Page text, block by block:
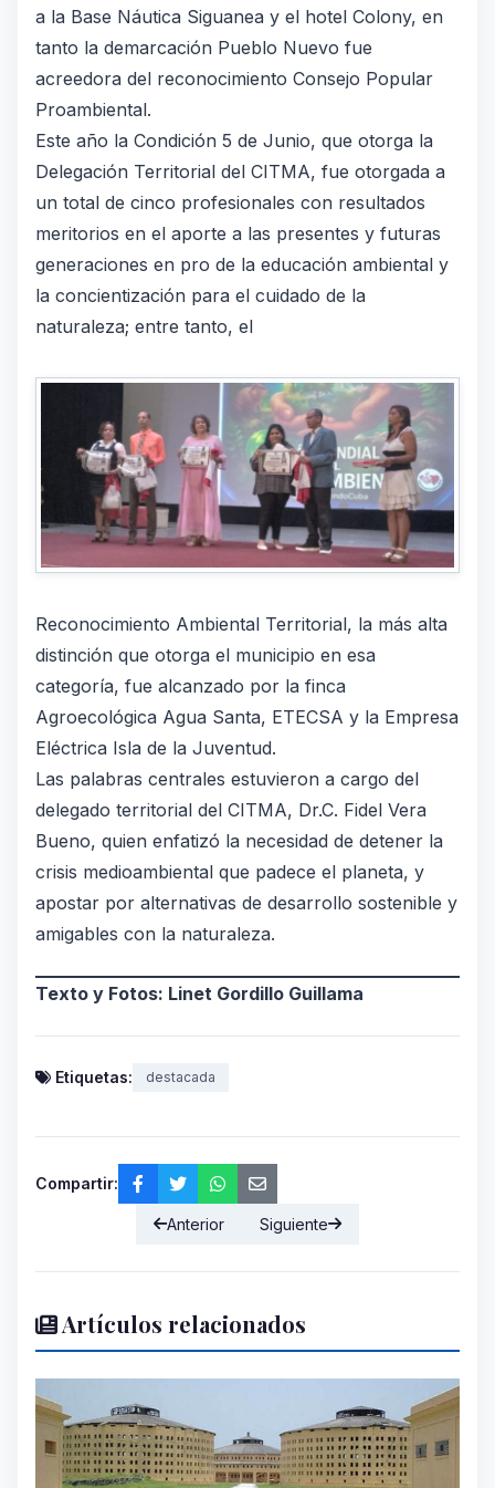
a la Base Náutica Siguanea y el hotel Colony, en
tanto la demarcación Pueblo Nuevo fue
acreedora del reconocimiento Consejo Popular
Proambiental.
Este año la Condición 5 de Junio, que otorga la
Delegación Territorial del CITMA, fue otorgada a
un total de cinco profesionales con resultados
meritorios en el aporte a las presentes y futuras
generaciones en pro de la educación ambiental y
la concientización para el cuidado de la
naturaleza; entre tanto, el
Reconocimiento Ambiental Territorial, la más alta
distinción que otorga el municipio en esa
categoría, fue alcanzado por la finca
Agroecológica Agua Santa, ETECSA y la Empresa
Eléctrica Isla de la Juventud.
Las palabras centrales estuvieron a cargo del
delegado territorial del CITMA, Dr.C. Fidel Vera
Bueno, quien enfatizó la necesidad de detener la
crisis medioambiental que padece el planeta, y
apostar por alternativas de desarrollo sostenible y
amigables con la naturaleza.
Texto y Fotos: Linet Gordillo Guillama
Etiquetas: destacada
Compartir:
Anterior Siguiente
Artículos relacionados